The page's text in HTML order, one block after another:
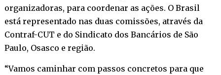
organizadoras, para coordenar as ações. O Brasil
está representado nas duas comissões, através da
Contraf-CUT e do Sindicato dos Bancários de São
Paulo, Osasco e região.
“Vamos caminhar com passos concretos para que